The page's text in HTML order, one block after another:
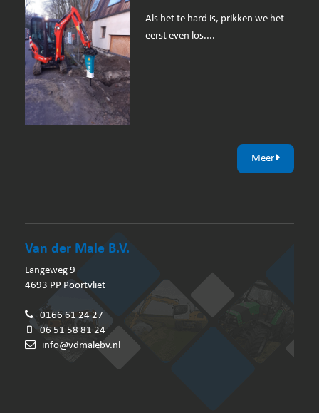
Als het te hard is, prikken we het
eerst even los....
Meer
Van der Male B.V.
Langeweg 9
4693 PP Poortvliet
0166 61 24 27
06 51 58 81 24
info@vdmalebv.nl